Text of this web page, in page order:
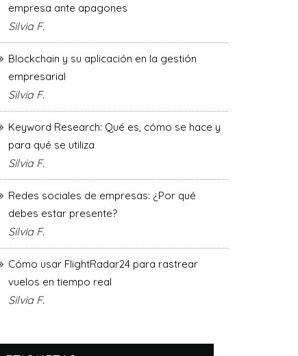
empresa ante apagones
Silvia F.
Blockchain y su aplicación en la gestión
empresarial
Silvia F.
Keyword Research: Qué es, cómo se hace y
para qué se utiliza
Silvia F.
Redes sociales de empresas: ¿Por qué
debes estar presente?
Silvia F.
Cómo usar FlightRadar24 para rastrear
vuelos en tiempo real
Silvia F.